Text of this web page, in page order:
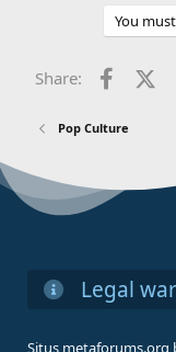
You
Share:
Pop Culture
Legal
Situs metaforums.org